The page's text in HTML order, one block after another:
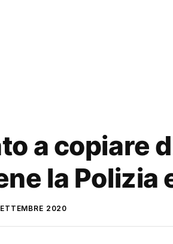
a copiare
la Polizia
2020